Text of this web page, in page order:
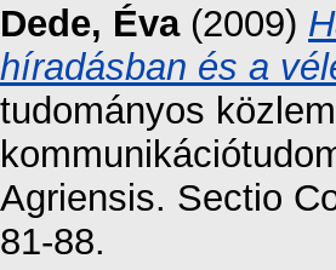
Dede, Éva(2009)
híradásban és a
tudományos
Agriensis. Sectio
81-88.